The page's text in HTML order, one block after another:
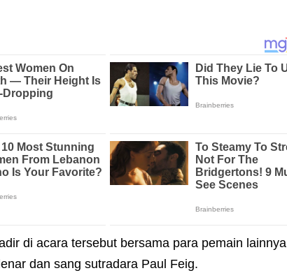
di acara tersebut bersama para pemain lainnya
dan sang sutradara Paul Feig.